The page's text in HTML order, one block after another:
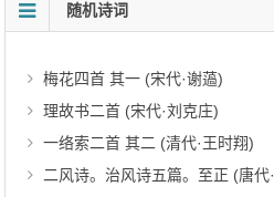
随机诗词
梅花四首 其一 (宋代·谢薖)
理故书二首 (宋代·刘克庄)
一络索二首 其二 (清代·王时翔)
二风诗。治风诗五篇。至正 (唐代